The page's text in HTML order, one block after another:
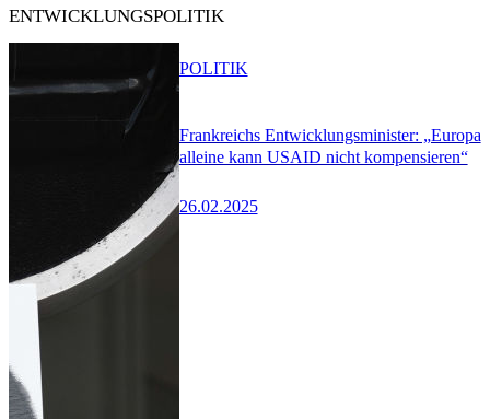
ENTWICKLUNGSPOLITIK
Frankreichs Entwicklungsminister: „Europa
alleine kann USAID nicht kompensieren“
26.02.2025
POLITIK